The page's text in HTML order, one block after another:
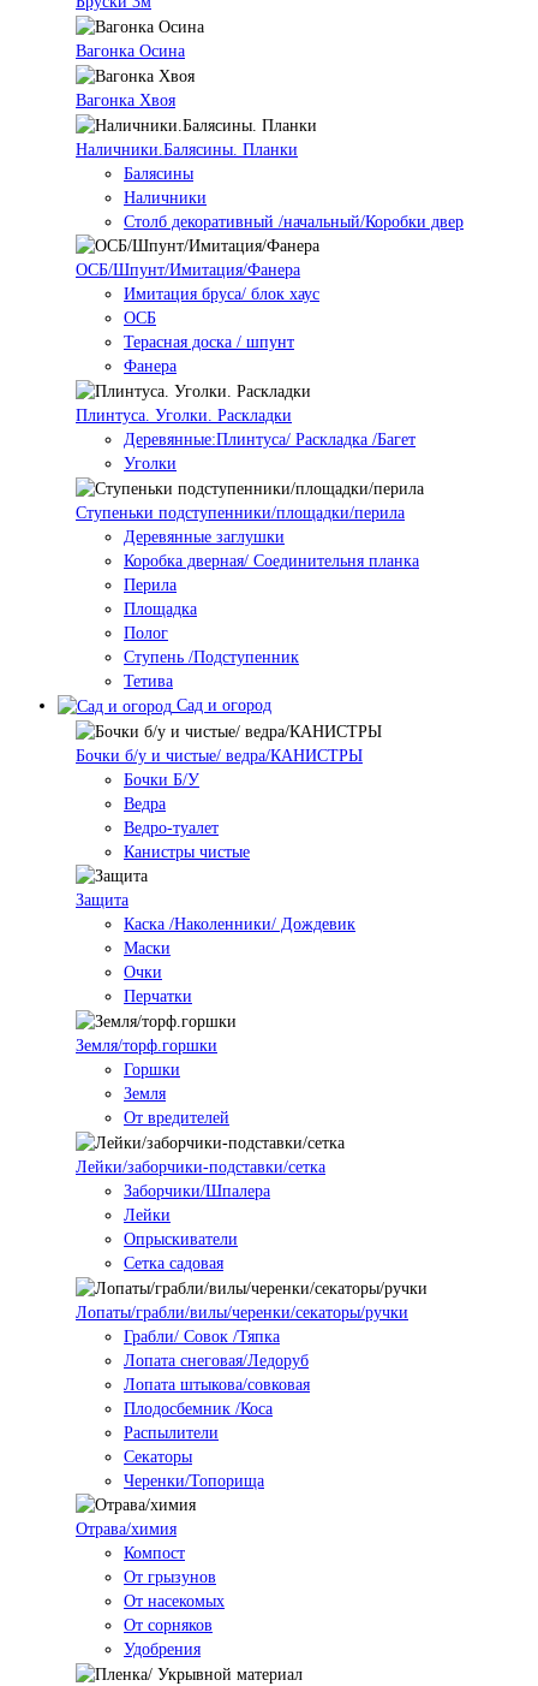
Вагонка Осина
Вагонка Хвоя
Наличники.Балясины. Планки
Балясины
Наличники
Столб декоративный /начальный/Коробки двер
ОСБ/Шпунт/Имитация/Фанера
Имитация бруса/ блок хаус
ОСБ
Терасная доска / шпунт
Фанера
Плинтуса. Уголки. Раскладки
Деревянные:Плинтуса/ Раскладка /Багет
Уголки
Ступеньки подступенники/площадки/перила
Деревянные заглушки
Коробка дверная/ Соединительня планка
Перила
Площадка
Полог
Ступень /Подступенник
Тетива
Сад и огород
Бочки б/у и чистые/ ведра/КАНИСТРЫ
Бочки Б/У
Ведра
Ведро-туалет
Канистры чистые
Защита
Каска /Наколенники/ Дождевик
Маски
Очки
Перчатки
Земля/торф.горшки
Горшки
Земля
От вредителей
Лейки/заборчики-подставки/сетка
Заборчики/Шпалера
Лейки
Опрыскиватели
Сетка садовая
Лопаты/грабли/вилы/черенки/секаторы/ручки
Грабли/ Совок /Тяпка
Лопата снеговая/Ледоруб
Лопата штыкова/совковая
Плодосбемник /Коса
Распылители
Секаторы
Черенки/Топорища
Отрава/химия
Компост
От грызунов
От насекомых
От сорняков
Удобрения